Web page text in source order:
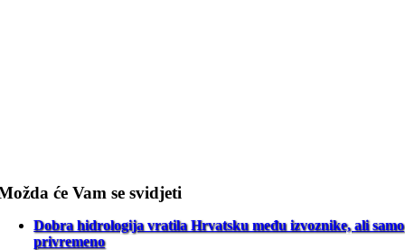
će Vam se svidjeti
Dobra hidrologija vratila Hrvatsku među izvoznike, ali samo
privremeno